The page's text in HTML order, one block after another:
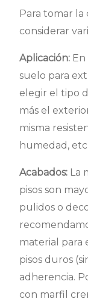
Para tomar la
considerar
Aplicación: En
suelo para
elegir el tipo
más el
misma
humedad,
Acabados: La
pisos son
pulidos o
material para
pisos duros
adherencia.
con marfil